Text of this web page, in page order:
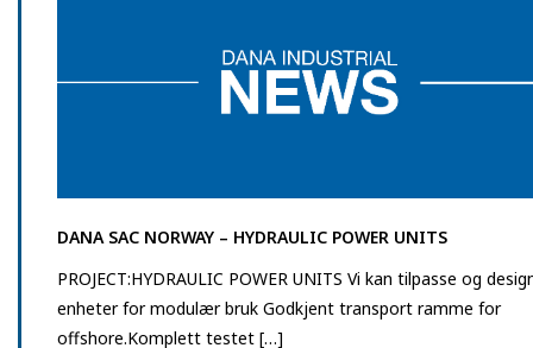
DANA SAC NORWAY – HYDRAULIC POWER UNITS
PROJECT:HYDRAULIC POWER UNITS Vi kan tilpasse og
enheter for modulær bruk Godkjent transport ramme for
offshore.Komplett testet […]